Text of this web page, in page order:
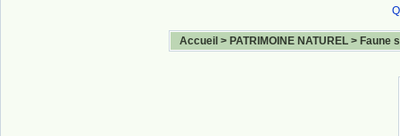
Accueil > PATRIMOINE NATUREL > Faune